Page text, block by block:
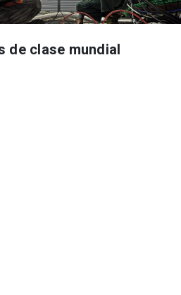
de clase mundial